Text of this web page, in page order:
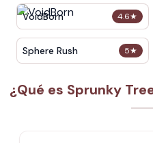
4.6★
VoidBorn
5★
Sphere Rush
¿Qué es Sprunky